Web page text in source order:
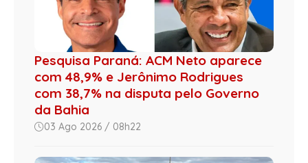
Pesquisa Paraná: ACM Neto aparece
com 48,9% e Jerônimo Rodrigues
com 38,7% na disputa pelo Governo
da Bahia
03 Ago 2026 / 08h22